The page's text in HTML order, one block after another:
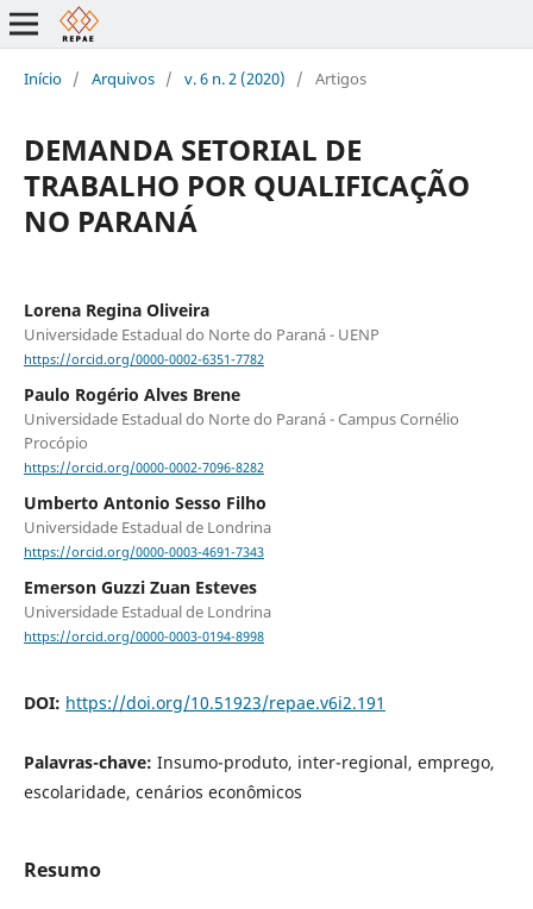
Início / Arquivos / v. 6 n. 2 (2020) / Artigos
DEMANDA SETORIAL DE
TRABALHO POR QUALIFICAÇÃO
NO PARANÁ
Lorena Regina Oliveira
Universidade Estadual do Norte do Paraná - UENP
https://orcid.org/0000-0002-6351-7782
Paulo Rogério Alves Brene
Universidade Estadual do Norte do Paraná - Campus Cornélio
Procópio
https://orcid.org/0000-0002-7096-8282
Umberto Antonio Sesso Filho
Universidade Estadual de Londrina
https://orcid.org/0000-0003-4691-7343
Emerson Guzzi Zuan Esteves
Universidade Estadual de Londrina
https://orcid.org/0000-0003-0194-8998
DOI: https://doi.org/10.51923/repae.v6i2.191
Palavras-chave: Insumo-produto, inter-regional, emprego,
escolaridade, cenários econômicos
Resumo